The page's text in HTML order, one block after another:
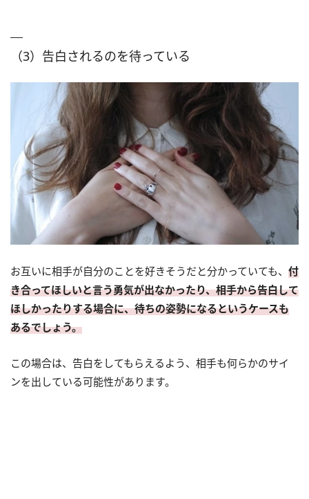
（3）告白されるのを待っている
お互いに相手が自分のことを好きそうだと分かっていても、 付
き合ってほしいと言う勇気が出なかったり、相手から告白して
ほしかったりする場合に、待ちの姿勢になるというケースも
あるでしょう。
この場合は、告白をしてもらえるよう、相手も何らかのサイ
ンを出している可能性があります。